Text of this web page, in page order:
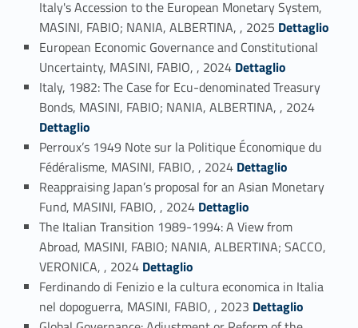
Italy's Accession to the European Monetary System,
MASINI, FABIO; NANIA, ALBERTINA, , 2025 Link identifier #identifier_person_11600-3Dettaglio
European Economic Governance and Constitutional
Uncertainty, MASINI, FABIO, , 2024 Link identifier #identifier_person_29445-4Dettaglio
Italy, 1982: The Case for Ecu-denominated Treasury
Bonds, MASINI, FABIO; NANIA, ALBERTINA, , 2024Link identifier #identifier_person_168335-5
Dettaglio
Perroux’s 1949 Note sur la Politique Économique du
Fédéralisme, MASINI, FABIO, , 2024 Link identifier #identifier_person_44120-6Dettaglio
Reappraising Japan’s proposal for an Asian Monetary
Fund, MASINI, FABIO, , 2024 Link identifier #identifier_person_34547-7Dettaglio
The Italian Transition 1989-1994: A View from
Abroad, MASINI, FABIO; NANIA, ALBERTINA; SACCO,
VERONICA, , 2024 Link identifier #identifier_person_119619-8Dettaglio
Ferdinando di Fenizio e la cultura economica in Italia
nel dopoguerra, MASINI, FABIO, , 2023 Link identifier #identifier_person_26543-9Dettaglio